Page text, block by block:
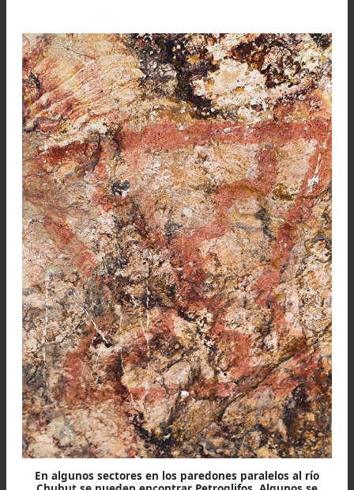
Escalando en vía Flecha Perdida, sector de la
mide unos cien metros de base por 260 metros de
En el año 2012 se realizó un evento
llamado RocTrip organizado por la firma
Petzl que tuvo un gran potencial para la
Trajo 1550 escaladores y 24
internacionales haciendo que Piedra Parada
un lugar en el mapa. El lado B del evento fue